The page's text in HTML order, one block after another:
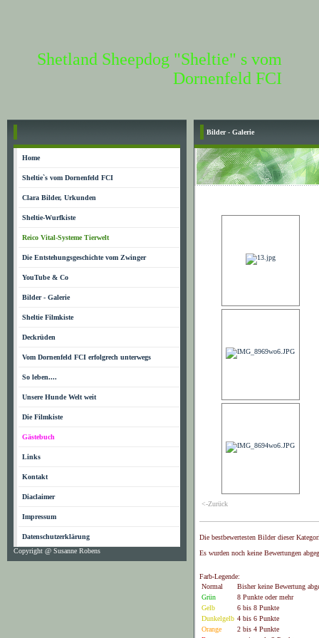
Shetland Sheepdog "Sheltie" s vom
Dornenfeld FCI
Home
Sheltie`s vom Dornenfeld FCI
Clara Bilder, Urkunden
Sheltie-Wurfkiste
Reico Vital-Systeme Tierwelt
Die Entstehungsgeschichte vom Zwinger
YouTube & Co
Bilder - Galerie
Sheltie Filmkiste
Deckrüden
Vom Dornenfeld FCI erfolgrech unterwegs
So leben....
Unsere Hunde Welt weit
Die Filmkiste
Gästebuch
Links
Kontakt
Diaclaimer
Impressum
Datenschutzerklärung
Copyright @ Susanne Robens
Bilder - Galerie
<-Zurück
Die bestbewertesten Bilder dieser
Es wurden noch keine Bewertungen
Farb-Legende:
Normal
Bisher keine Bewertung
Grün
8 Punkte oder mehr
Gelb
6 bis 8 Punkte
Dunkelgelb 4 bis 6 Punkte
Orange
2 bis 4 Punkte